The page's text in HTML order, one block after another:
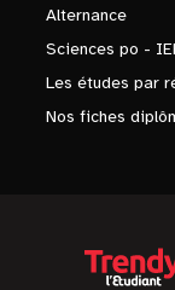
Alternance
Sciences po -
Les études par
Nos fiches